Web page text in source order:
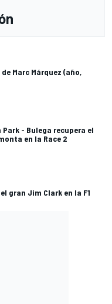
Marc Márquez (año,
Park - Bulega recupera el
en la Race 2
gran Jim Clark en la F1